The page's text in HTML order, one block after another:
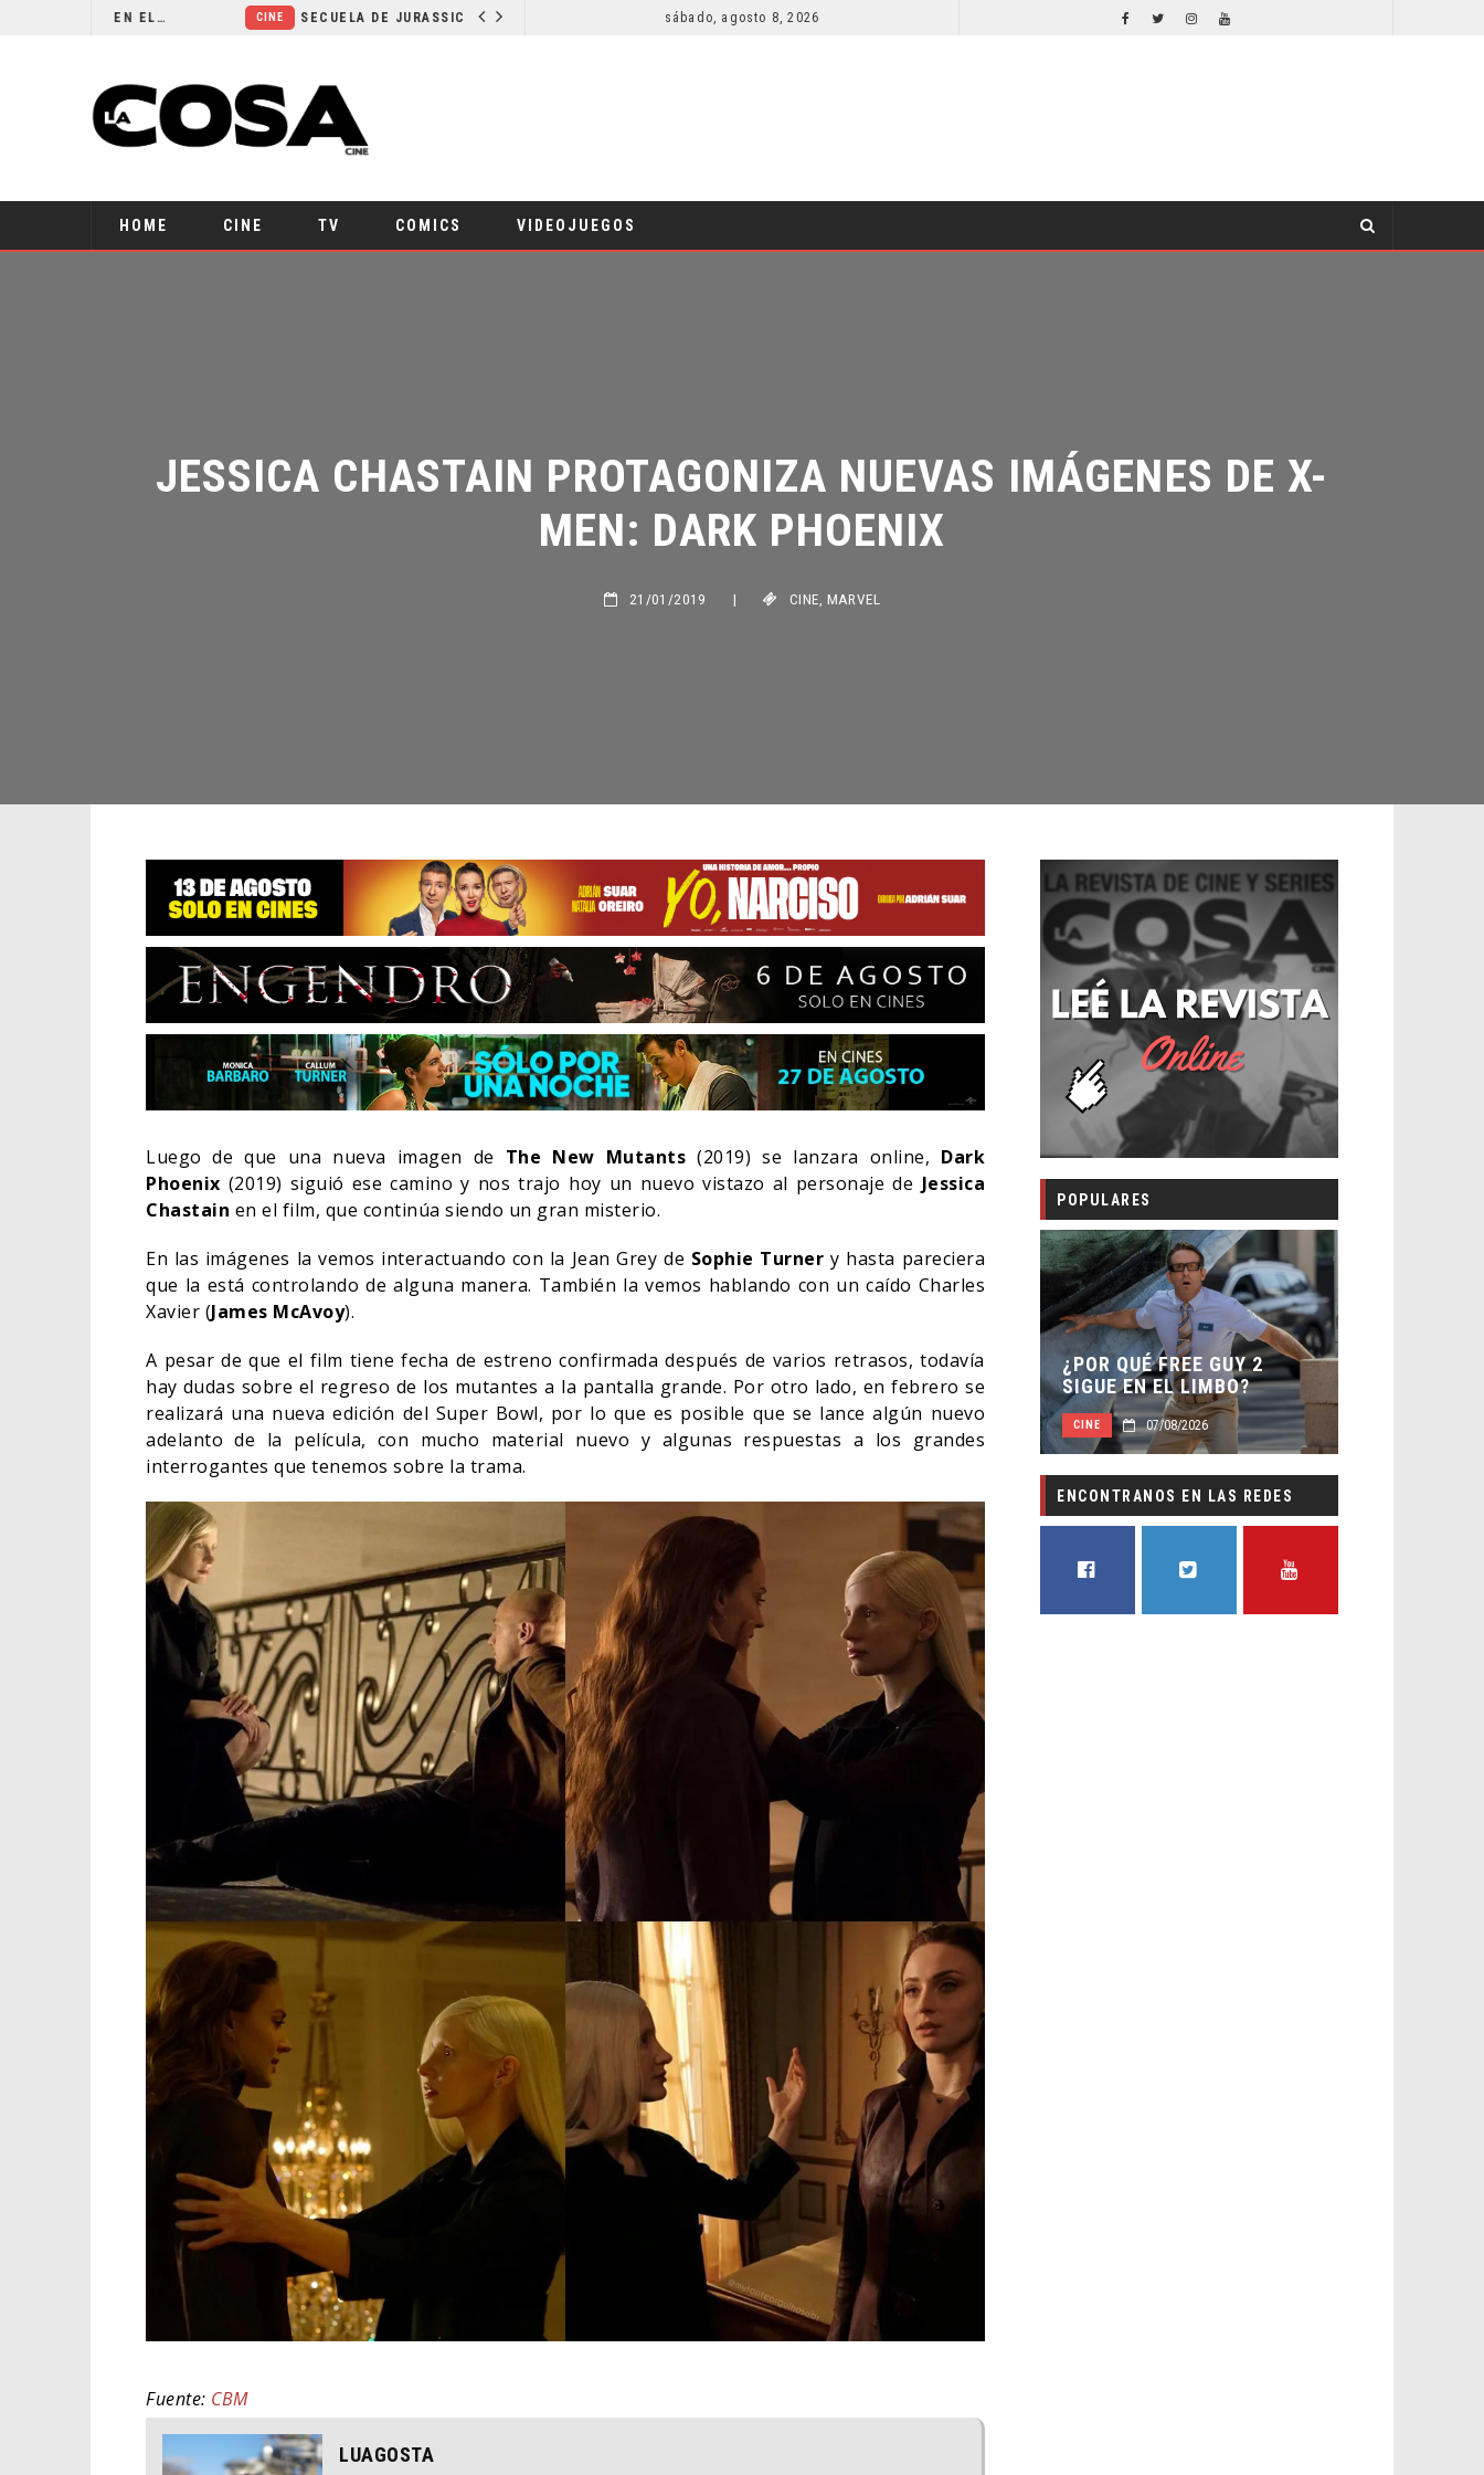
CINE SECUELA DE JURASSIC WORLD REBIRTH PIERDE DIRECTOR EL LIVE-ACTION DE ZELDA ELIGE A SU VILLANO
sábado, agosto 8, 2026
HOME CINE TV COMICS VIDEOJUEGOS
JESSICA CHASTAIN PROTAGONIZA NUEVAS IMÁGENES DE X-
MEN: DARK PHOENIX
Luego de que una nueva imagen de The New Mutants (2019) se lanzara online, Dark
Phoenix (2019) siguió ese camino y nos trajo hoy un nuevo vistazo al personaje de Jessica
Chastain en el film, que continúa siendo un gran misterio.
En las imágenes la vemos interactuando con la Jean Grey de Sophie Turnery hasta pareciera
que la está controlando de alguna manera. También la vemos hablando con un caído Charles
Xavier (James McAvoy).
A pesar de que el film tiene fecha de estreno confirmada después de varios retrasos, todavía
hay dudas sobre el regreso de los mutantes a la pantalla grande. Por otro lado, en febrero se
realizará una nueva edición del Super Bowl, por lo que es posible que se lance algún nuevo
adelanto de la película, con mucho material nuevo y algunas respuestas a los grandes
interrogantes que tenemos sobre la trama.
Fuente: CBM
LUAGOSTA
POPULARES
EL LIVE-ACTION DE ZELDA
ELIGE A SU VILLANO
CINE 06/08/2026
ESTÁN ENTRE NOSOTROS –
TRAILER FINAL
CINE 06/08/2026
¿POR QUÉ FREE GUY 2
SIGUE EN EL LIMBO?
CINE 07/08/2026
ENCONTRANOS EN LAS REDES